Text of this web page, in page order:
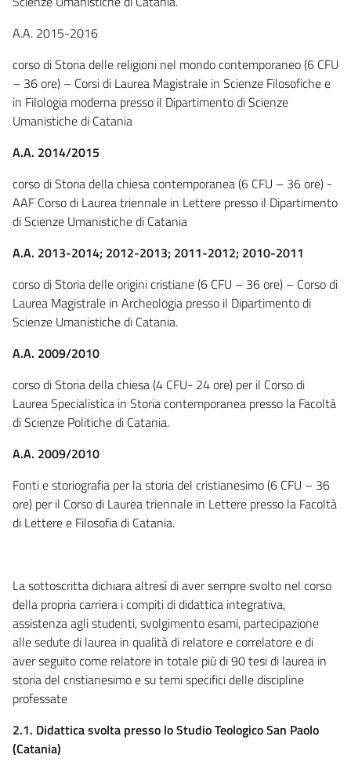
A.A. 2015-2016
corso di Storia delle religioni nel mondo contemporaneo (6 CFU
– 36 ore) – Corsi di Laurea Magistrale in Scienze Filosofiche e
in Filologia moderna presso il Dipartimento di Scienze
Umanistiche di Catania
A.A. 2014/2015
corso di Storia della chiesa contemporanea (6 CFU – 36 ore) -
AAF Corso di Laurea triennale in Lettere presso il Dipartimento
di Scienze Umanistiche di Catania
A.A. 2013-2014; 2012-2013; 2011-2012; 2010-2011
corso di Storia delle origini cristiane (6 CFU – 36 ore) – Corso di
Laurea Magistrale in Archeologia presso il Dipartimento di
Scienze Umanistiche di Catania.
A.A. 2009/2010
corso di Storia della chiesa (4 CFU- 24 ore) per il Corso di
Laurea Specialistica in Storia contemporanea presso la Facoltà
di Scienze Politiche di Catania.
A.A. 2009/2010
Fonti e storiografia per la storia del cristianesimo (6 CFU – 36
ore) per il Corso di Laurea triennale in Lettere presso la Facoltà
di Lettere e Filosofia di Catania.
La sottoscritta dichiara altresì di aver sempre svolto nel corso
della propria carriera i compiti di didattica integrativa,
assistenza agli studenti, svolgimento esami, partecipazione
alle sedute di laurea in qualità di relatore e correlatore e di
aver seguito come relatore in totale più di 90 tesi di laurea in
storia del cristianesimo e su temi specifici delle discipline
professate
2.1. Didattica svolta presso lo Studio Teologico San Paolo
(Catania)